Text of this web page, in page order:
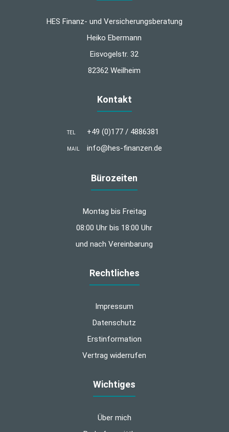
HES Finanz- und Versicherungsberatung
Heiko Ebermann
Eisvogelstr. 32
82362 Weilheim
Kontakt
TEL +49 (0)177 / 4886381
MAIL info@hes-finanzen.de
Bürozeiten
Montag bis Freitag
08:00 Uhr bis 18:00 Uhr
und nach Vereinbarung
Rechtliches
Impressum
Datenschutz
Erstinformation
Vertrag widerrufen
Wichtiges
Über mich